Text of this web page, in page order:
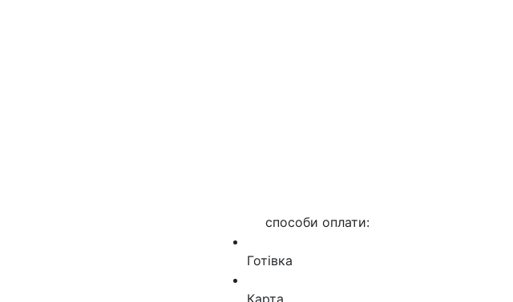
способи оплати:
Готівка
Карта